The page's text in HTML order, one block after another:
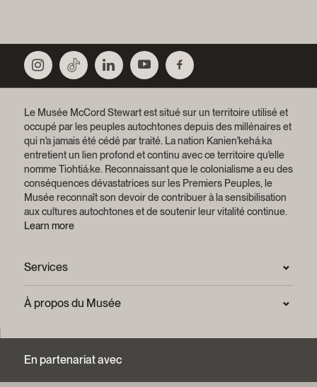
Le Musée McCord Stewart est situé sur un territoire utilisé et
occupé par les peuples autochtones depuis des millénaires et
qui n'a jamais été cédé par traité. La nation Kanien'kehá:ka
entretient un lien profond et continu avec ce territoire qu'elle
nomme Tiohtiá:ke. Reconnaissant que le colonialisme a eu des
conséquences dévastatrices sur les Premiers Peuples, le
Musée reconnaît son devoir de contribuer à la sensibilisation
aux cultures autochtones et de soutenir leur vitalité continue.
Learn more
Services
Salle de presse
Nous joindre
Centre d’archives et de documentation
Services photographiques et droits d’auteur (FAQ)
À propos du Musée
En partenariat avec